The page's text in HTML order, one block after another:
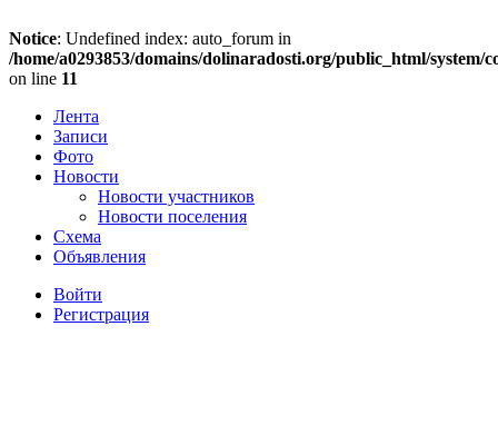
Notice: Undefined index: auto_forum in
/home/a0293853/domains/dolinaradosti.org/public_html/
on line 11
Лента
Записи
Фото
Новости
Новости участников
Новости поселения
Схема
Объявления
Войти
Регистрация